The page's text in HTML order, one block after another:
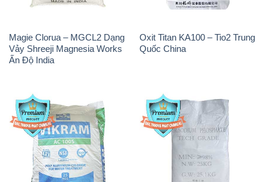
Magie Clorua – MGCL2 Dạng
Vảy Shreeji Magnesia Works
Ấn Độ India
Oxit Titan KA100 – Tio2 Trung
Quốc China